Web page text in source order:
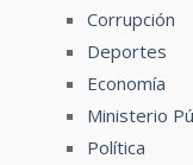
Corrupción
Deportes
Economía
Ministerio
Política